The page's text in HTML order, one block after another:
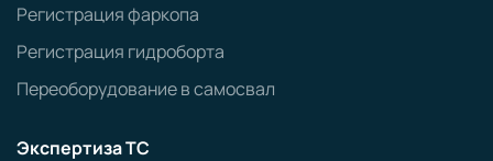
Регистрация фаркопа
Регистрация гидроборта
Переоборудование в самосвал
Экспертиза ТС